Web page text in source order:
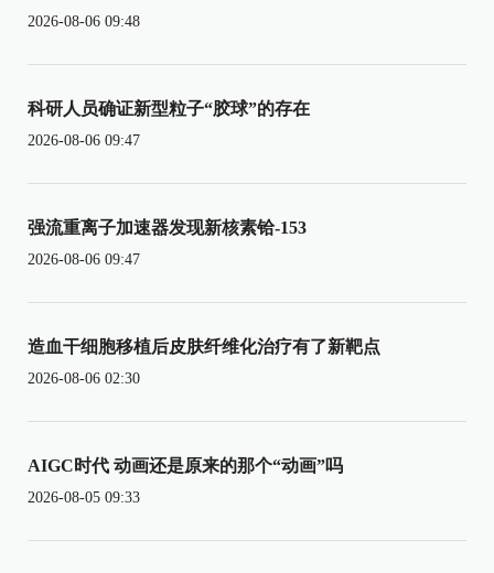
2026-08-06 09:48
科研人员确证新型粒子“胶球”的存在
2026-08-06 09:47
强流重离子加速器发现新核素铪-153
2026-08-06 09:47
造血干细胞移植后皮肤纤维化治疗有了新靶点
2026-08-06 02:30
AIGC时代 动画还是原来的那个“动画”吗
2026-08-05 09:33